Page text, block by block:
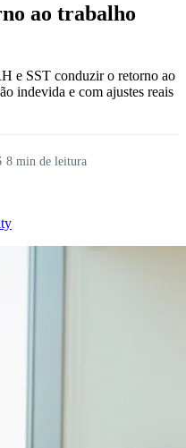
ao trabalho
e SST conduzir o retorno ao
indevida e com ajustes reais
· 8 min de leitura